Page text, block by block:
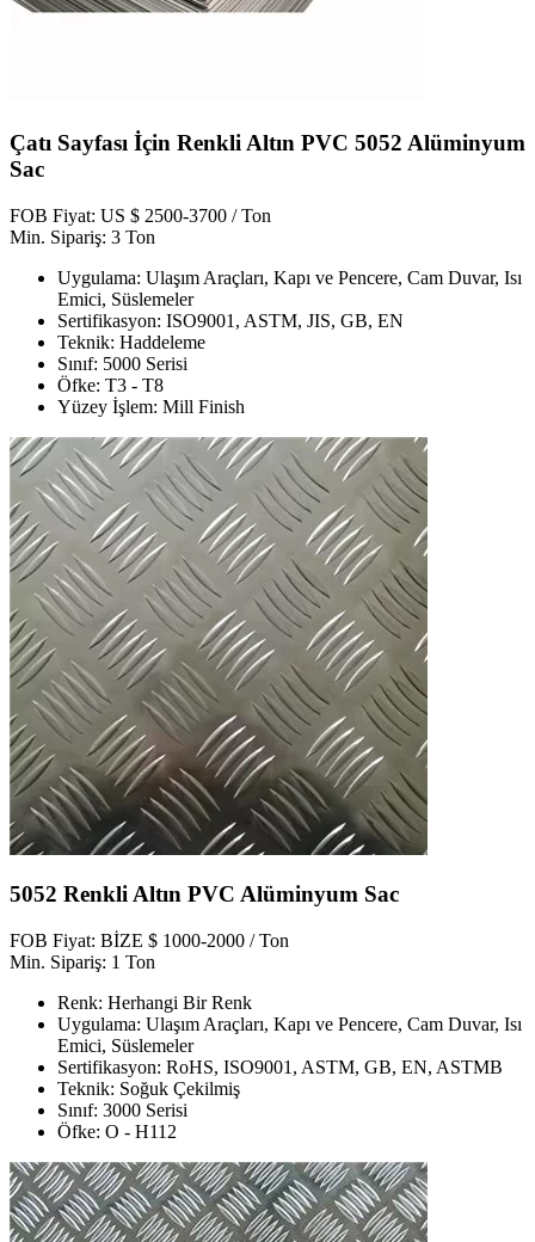
Çatı Sayfası İçin Renkli Altın PVC 5052 Alüminyum
Sac
FOB Fiyat: US $ 2500-3700 / Ton
Min. Sipariş: 3 Ton
Uygulama: Ulaşım Araçları, Kapı ve Pencere, Cam Duvar, Isı
Emici, Süslemeler
Sertifikasyon: ISO9001, ASTM, JIS, GB, EN
Teknik: Haddeleme
Sınıf: 5000 Serisi
Öfke: T3 - T8
Yüzey İşlem: Mill Finish
5052 Renkli Altın PVC Alüminyum Sac
FOB Fiyat: BİZE $ 1000-2000 / Ton
Min. Sipariş: 1 Ton
Renk: Herhangi Bir Renk
Uygulama: Ulaşım Araçları, Kapı ve Pencere, Cam Duvar, Isı
Emici, Süslemeler
Sertifikasyon: RoHS, ISO9001, ASTM, GB, EN, ASTMB
Teknik: Soğuk Çekilmiş
Sınıf: 3000 Serisi
Öfke: O - H112